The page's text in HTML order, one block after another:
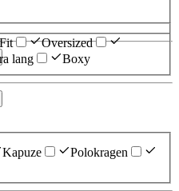
Oversized
lang Boxy
Kapuze
Polokragen